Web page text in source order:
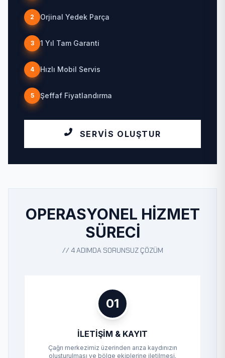
2 Orjinal Yedek Parça
3 1 Yıl Tam Garanti
4 Hızlı Mobil Servis
5 Şeffaf Fiyatlandırma
SERVIS OLUŞTUR
OPERASYONEL HIZMET
SÜRECI
// 4 ADIMDA SORUNSUZ ÇÖZÜM
01
İLETIŞIM & KAYIT
Çağrı merkezimiz üzerinden arıza kaydınızın
oluşturulması ve bölge ekiplerine iletilmesi.